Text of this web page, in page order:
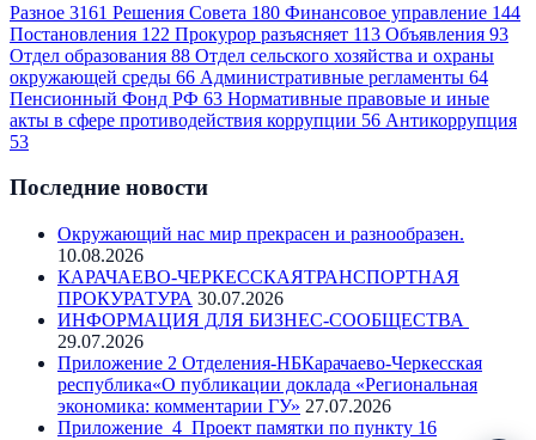
Разное 3161 Решения Совета 180 Финансовое управление 144
Постановления 122 Прокурор разъясняет 113 Объявления 93
Отдел образования 88 Отдел сельского хозяйства и охраны
окружающей среды 66 Административные регламенты 64
Пенсионный Фонд РФ 63 Нормативные правовые и иные
акты в сфере противодействия коррупции 56 Антикоррупция
53
Последние новости
Окружающий нас мир прекрасен и разнообразен.
10.08.2026
КАРАЧАЕВО-ЧЕРКЕССКАЯТРАНСПОРТНАЯ
ПРОКУРАТУРА 30.07.2026
ИНФОРМАЦИЯ ДЛЯ БИЗНЕС-СООБЩЕСТВА
29.07.2026
Приложение 2 Отделения-НБКарачаево-Черкесская
республика«О публикации доклада «Региональная
экономика: комментарии ГУ» 27.07.2026
Приложение_4_Проект памятки по пункту 16